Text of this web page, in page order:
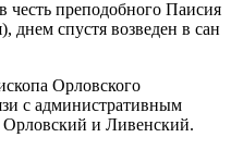
преподобного Паисия
днем спустя возведен в сан
Орловского
с административным
и Ливенский.